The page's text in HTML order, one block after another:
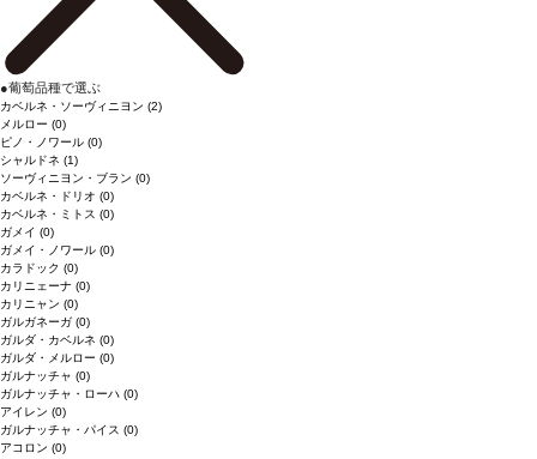
●葡萄品種で選ぶ
カベルネ・ソーヴィニヨン (2)
メルロー (0)
ピノ・ノワール (0)
シャルドネ (1)
ソーヴィニヨン・ブラン (0)
カベルネ・ドリオ (0)
カベルネ・ミトス (0)
ガメイ (0)
ガメイ・ノワール (0)
カラドック (0)
カリニェーナ (0)
カリニャン (0)
ガルガネーガ (0)
ガルダ・カベルネ (0)
ガルダ・メルロー (0)
ガルナッチャ (0)
ガルナッチャ・ローハ (0)
アイレン (0)
ガルナッチャ・パイス (0)
アコロン (0)